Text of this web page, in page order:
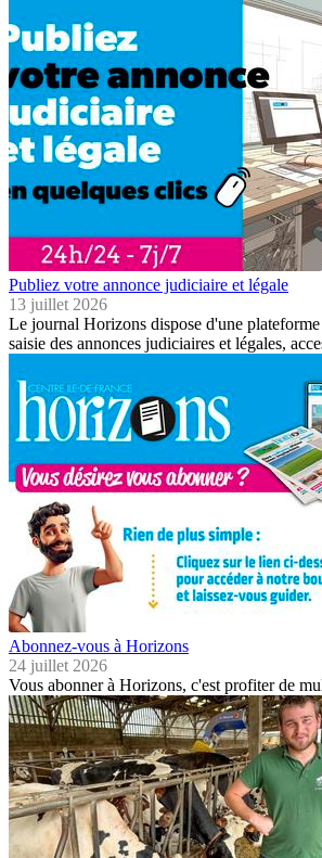
Publiez votre annonce judiciaire et légale
13 juillet 2026
Le journal Horizons dispose d'une
saisie des annonces judiciaires et légales,
Abonnez-vous à Horizons
24 juillet 2026
Vous abonner à Horizons, c'est profiter de